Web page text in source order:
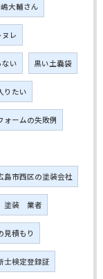
大輔さん
ヌレ
い 黒い土嚢袋
りたい
ォームの失敗例
島市西区の塗装会社
塗装 業者
見積もり
士検定登録証